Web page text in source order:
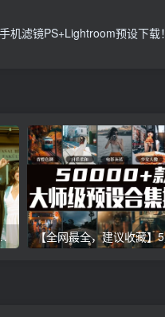
机滤镜PS+Lightroom预设下载！
滤镜PS+Lightroom预设下载！